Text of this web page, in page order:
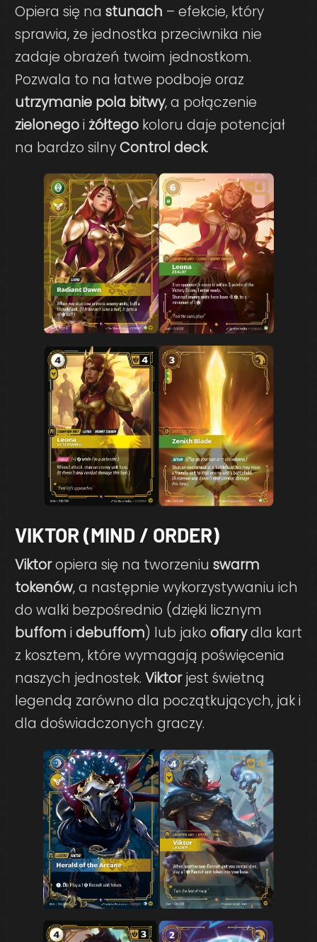
Opiera się na stunach – efekcie, który
sprawia, że jednostka przeciwnika nie
zadaje obrażeń twoim jednostkom.
Pozwala to na łatwe podboje oraz
utrzymanie pola bitwy, a połączenie
zielonegoi żółtego koloru daje potencjał
na bardzo silnyControl deck.
VIKTOR (MIND / ORDER)
Viktoropiera się na tworzeniu swarm
tokenów, a następnie wykorzystywaniu ich
do walki bezpośrednio (dzięki licznym
buffom i debuffom) lub jako ofiarydla kart
z kosztem, które wymagają poświęcenia
naszych jednostek. Viktorjest świetną
legendą zarówno dla początkujących, jak i
dla doświadczonych graczy.